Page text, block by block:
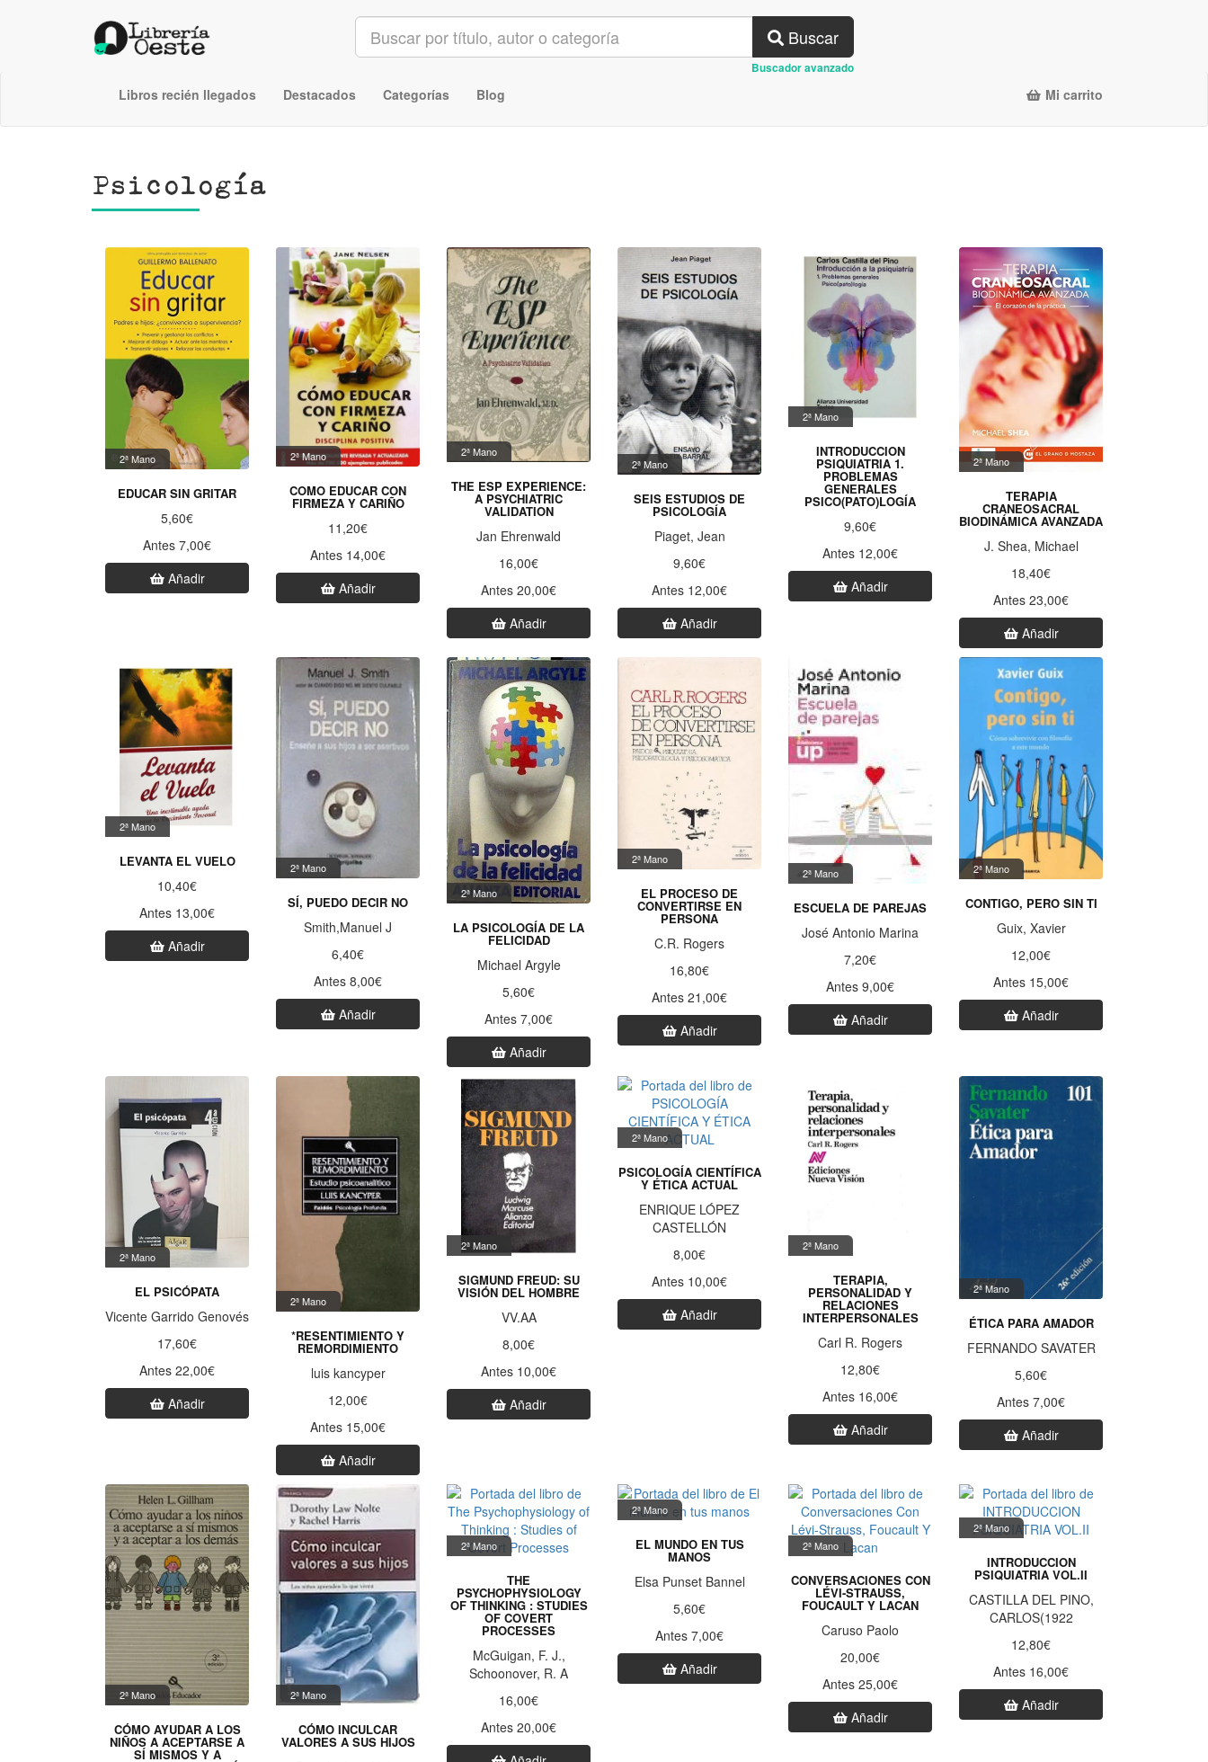
Buscar
Buscador avanzado
Libros recién llegados Destacados Categorías Blog Mi carrito
Psicología
2ª Mano
EDUCAR SIN GRITAR
5,60€
Antes 7,00€
Añadir
2ª Mano
COMO EDUCAR CON
FIRMEZA Y CARIÑO
11,20€
Antes 14,00€
Añadir
2ª Mano
THE ESP EXPERIENCE:
A PSYCHIATRIC
VALIDATION
Jan Ehrenwald
16,00€
Antes 20,00€
Añadir
2ª Mano
SEIS ESTUDIOS DE
PSICOLOGÍA
Piaget, Jean
9,60€
Antes 12,00€
Añadir
2ª Mano
INTRODUCCION
PSIQUIATRIA 1.
PROBLEMAS
GENERALES
PSICO(PATO)LOGÍA
9,60€
Antes 12,00€
Añadir
2ª Mano
TERAPIA
CRANEOSACRAL
BIODINÁMICA AVANZADA
J. Shea, Michael
18,40€
Antes 23,00€
Añadir
2ª Mano
LEVANTA EL VUELO
10,40€
Antes 13,00€
Añadir
2ª Mano
SÍ, PUEDO DECIR NO
Smith,Manuel J
6,40€
Antes 8,00€
Añadir
2ª Mano
LA PSICOLOGÍA DE LA
FELICIDAD
Michael Argyle
5,60€
Antes 7,00€
Añadir
2ª Mano
EL PROCESO DE
CONVERTIRSE EN
PERSONA
C.R. Rogers
16,80€
Antes 21,00€
Añadir
2ª Mano
ESCUELA DE PAREJAS
José Antonio Marina
7,20€
Antes 9,00€
Añadir
2ª Mano
CONTIGO, PERO SIN TI
Guix, Xavier
12,00€
Antes 15,00€
Añadir
2ª Mano
EL PSICÓPATA
Vicente Garrido Genovés
17,60€
Antes 22,00€
Añadir
2ª Mano
*RESENTIMIENTO Y
REMORDIMIENTO
luis kancyper
12,00€
Antes 15,00€
Añadir
2ª Mano
SIGMUND FREUD: SU
VISIÓN DEL HOMBRE
VV.AA
8,00€
Antes 10,00€
Añadir
2ª Mano
PSICOLOGÍA CIENTÍFICA
Y ÉTICA ACTUAL
ENRIQUE LÓPEZ
CASTELLÓN
8,00€
Antes 10,00€
Añadir
2ª Mano
TERAPIA,
PERSONALIDAD Y
RELACIONES
INTERPERSONALES
Carl R. Rogers
12,80€
Antes 16,00€
Añadir
2ª Mano
ÉTICA PARA AMADOR
FERNANDO SAVATER
5,60€
Antes 7,00€
Añadir
2ª Mano
CÓMO AYUDAR A LOS
NIÑOS A ACEPTARSE A
SÍ MISMOS Y A
2ª Mano
CÓMO INCULCAR
VALORES A SUS HIJOS
2ª Mano
THE
PSYCHOPHYSIOLOGY
OF THINKING : STUDIES
OF COVERT
PROCESSES
McGuigan, F. J.,
Schoonover, R. A
16,00€
Antes 20,00€
2ª Mano
EL MUNDO EN TUS
MANOS
Elsa Punset Bannel
5,60€
Antes 7,00€
Añadir
2ª Mano
CONVERSACIONES CON
LÉVI-STRAUSS,
FOUCAULT Y LACAN
Caruso Paolo
20,00€
Antes 25,00€
Añadir
2ª Mano
INTRODUCCION
PSIQUIATRIA VOL.II
CASTILLA DEL PINO,
CARLOS(1922
12,80€
Antes 16,00€
Añadir